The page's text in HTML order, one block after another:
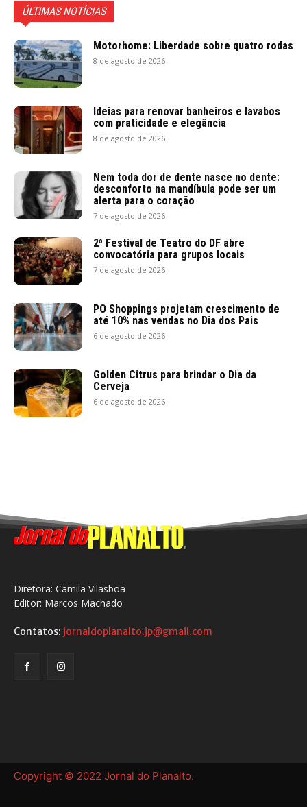
ÚLTIMAS NOTÍCIAS
Motorhome: Liberdade sobre quatro rodas
8 de agosto de 2026
Ideias para renovar banheiros e lavabos
com praticidade e elegância
8 de agosto de 2026
Nem toda dor de dente nasce no dente:
desconforto na mandíbula pode ser um
alerta para o coração
7 de agosto de 2026
2º Festival de Teatro do DF abre
convocatória para grupos locais
7 de agosto de 2026
PO Shoppings projetam crescimento de
até 10% nas vendas no Dia dos Pais
6 de agosto de 2026
Golden Citrus para brindar o Dia da
Cerveja
6 de agosto de 2026
Diretora: Camila Vilasboa
Editor: Marcos Machado
Contatos: jornaldoplanalto.jp@gmail.com
Copyright © 2022 Jornal do Planalto.